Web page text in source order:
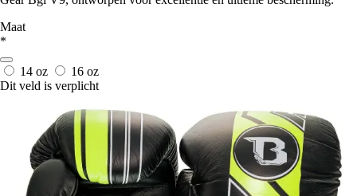
Maat
*
14 oz
16 oz
Dit veld is verplicht